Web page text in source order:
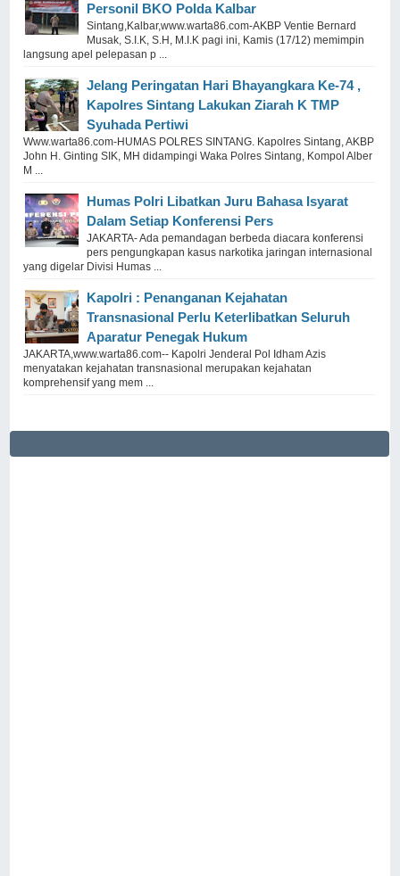
Personil BKO Polda Kalbar
Sintang,Kalbar,www.warta86.com-AKBP Ventie Bernard
Musak, S.I.K, S.H, M.I.K pagi ini, Kamis (17/12) memimpin
langsung apel pelepasan p ...
Jelang Peringatan Hari Bhayangkara Ke-74 ,
Kapolres Sintang Lakukan Ziarah K TMP
Syuhada Pertiwi
Www.warta86.com-HUMAS POLRES SINTANG. Kapolres Sintang, AKBP
John H. Ginting SIK, MH didampingi Waka Polres Sintang, Kompol Alber
M ...
Humas Polri Libatkan Juru Bahasa Isyarat
Dalam Setiap Konferensi Pers
JAKARTA- Ada pemandagan berbeda diacara konferensi
pers pengungkapan kasus narkotika jaringan internasional
yang digelar Divisi Humas ...
Kapolri : Penanganan Kejahatan
Transnasional Perlu Keterlibatkan Seluruh
Aparatur Penegak Hukum
JAKARTA,www.warta86.com-- Kapolri Jenderal Pol Idham Azis
menyatakan kejahatan transnasional merupakan kejahatan
komprehensif yang mem ...